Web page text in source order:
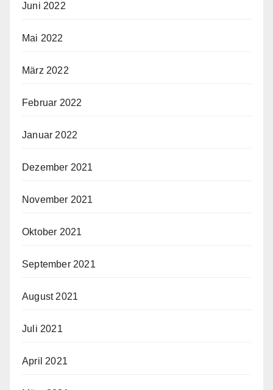
Juni 2022
Mai 2022
März 2022
Februar 2022
Januar 2022
Dezember 2021
November 2021
Oktober 2021
September 2021
August 2021
Juli 2021
April 2021